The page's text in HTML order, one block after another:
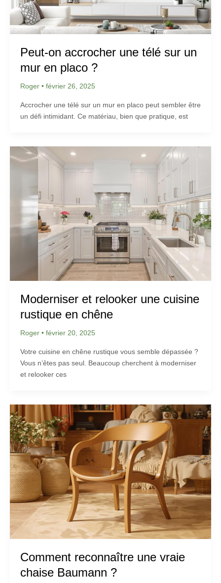
Peut-on accrocher une télé sur un
mur en placo ?
Roger • février 26, 2025
Accrocher une télé sur un mur en placo peut sembler être
un défi intimidant. Ce matériau, bien que pratique, est
Moderniser et relooker une cuisine
rustique en chêne
Roger • février 20, 2025
Votre cuisine en chêne rustique vous semble dépassée ?
Vous n’êtes pas seul. Beaucoup cherchent à moderniser
et relooker ces
Comment reconnaître une vraie
chaise Baumann ?